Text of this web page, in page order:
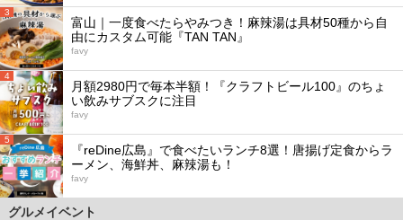
3
富山｜一度食べたらやみつき！麻辣湯は具材50種から自
由にカスタム可能『TAN TAN』
favy
4
月額2980円で毎本半額！『クラフトビール100』のちょ
い飲みサブスクに注目
favy
5
『reDine広島』で食べたいランチ8選！唐揚げ定食からラ
ーメン、海鮮丼、麻辣湯も！
favy
グルメイベント